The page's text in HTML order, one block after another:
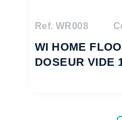
Ref. WR008
WI HOME
DOSEUR VIDE